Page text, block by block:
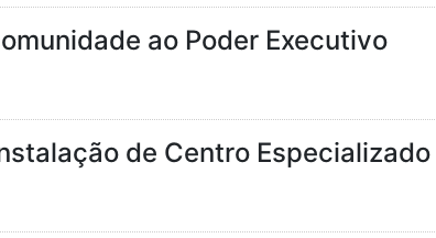
ao Poder Executivo
de Centro